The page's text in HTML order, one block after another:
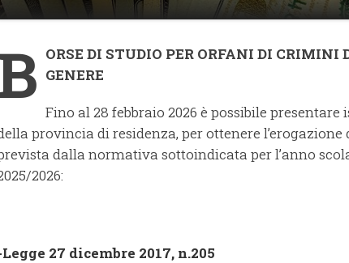
ORSE DI STUDIO PER ORFANI DI CRIMINI
GENERE
Fino al 28 febbraio 2026 è possibile
provincia di residenza, per ottenere l’erogazione
dalla normativa sottoindicata per l’anno
2026:
27 dicembre 2017, n.205